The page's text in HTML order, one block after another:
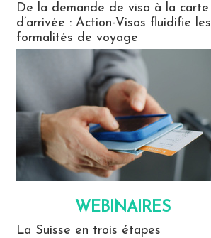
De la demande de visa à la carte
d’arrivée : Action-Visas fluidifie les
formalités de voyage
WEBINAIRES
La Suisse en trois étapes